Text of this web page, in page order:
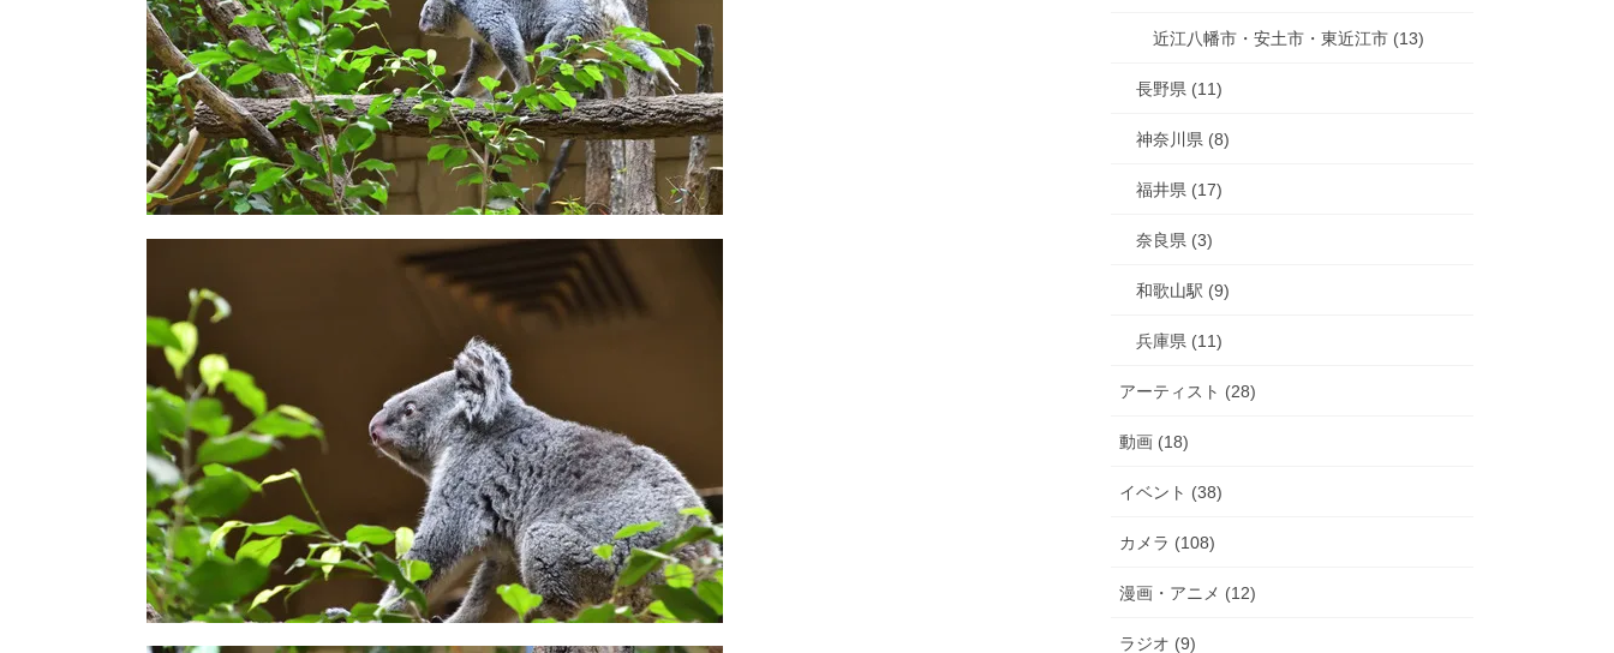
近江八幡市・安土市・東近江市 (13)
長野県 (11)
神奈川県 (8)
福井県 (17)
奈良県 (3)
和歌山駅 (9)
兵庫県 (11)
アーティスト (28)
動画 (18)
イベント (38)
カメラ (108)
漫画・アニメ (12)
ラジオ (9)